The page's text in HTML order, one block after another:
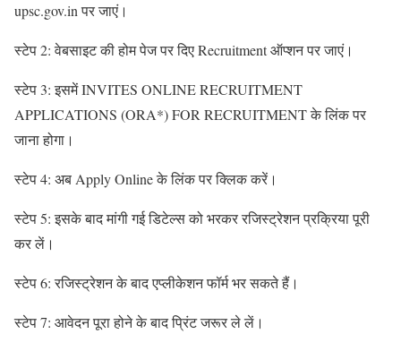
upsc.gov.in पर जाएं।
स्टेप 2: वेबसाइट की होम पेज पर दिए Recruitment ऑप्शन पर जाएं।
स्टेप 3: इसमें INVITES ONLINE RECRUITMENT
APPLICATIONS (ORA*) FOR RECRUITMENT के लिंक पर
जाना होगा।
स्टेप 4: अब Apply Online के लिंक पर क्लिक करें।
स्टेप 5: इसके बाद मांगी गई डिटेल्स को भरकर रजिस्ट्रेशन प्रक्रिया पूरी
कर लें।
स्टेप 6: रजिस्ट्रेशन के बाद एप्लीकेशन फॉर्म भर सकते हैं।
स्टेप 7: आवेदन पूरा होने के बाद प्रिंट जरूर ले लें।